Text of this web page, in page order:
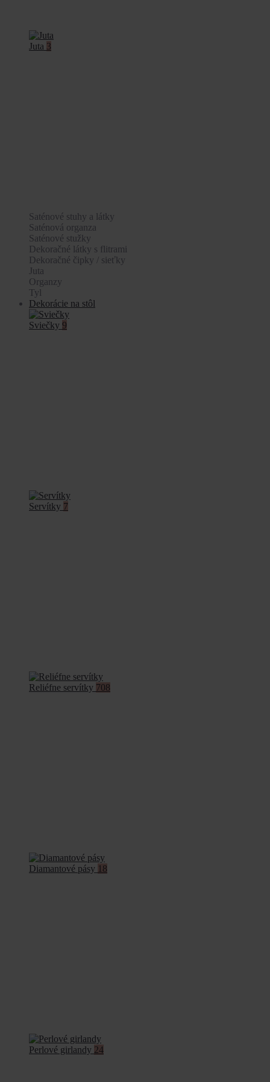
Juta 3
Saténové stuhy a látky
Saténová organza
Saténové stužky
Dekoračné látky s flitrami
Dekoračné čipky / sieťky
Juta
Organzy
Tyl
Dekorácie na stôl
Sviečky 9
Servítky 7
Reliéfne servítky 708
Diamantové pásy 18
Perlové girlandy 24